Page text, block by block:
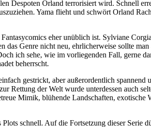
Despoten Orland terrorisiert wird. Schnell
Yama flieht und schwört Orland
eher unüblich ist. Sylviane
Genre nicht neu, ehrlicherweise sollte
ich sehe, wie im vorliegenden Fall, gerne
beherrscht.
gestrickt, aber außerordentlich spannend
Rettung der Welt wurde unterdessen auch
Mimik, blühende Landschaften,
schnell. Auf die Fortsetzung dieser